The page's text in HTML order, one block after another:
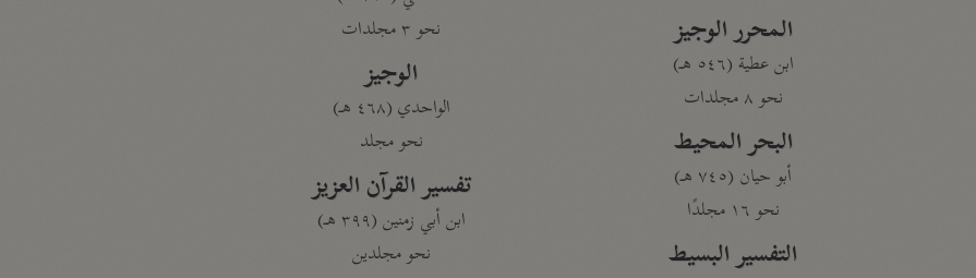
المحرر الوجيز
ابن عطية (٥٤٦ هـ)
نحو ٨ مجلدات
البحر المحيط
أبو حيان (٧٤٥ هـ)
نحو ١٦ مجلدًا
التفسير البسيط
نحو ٣ مجلدات
الوجيز
الواحدي (٤٦٨ هـ)
نحو مجلد
تفسير القرآن العزيز
ابن أبي زمنين (٣٩٩ هـ)
نحو مجلدين